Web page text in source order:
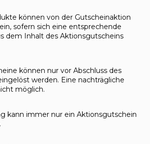
können von der Gutscheinaktion
sofern sich eine entsprechende
dem Inhalt des Aktionsgutscheins
können nur vor Abschluss des
werden. Eine nachträgliche
möglich.
kann immer nur ein Aktionsgutschein